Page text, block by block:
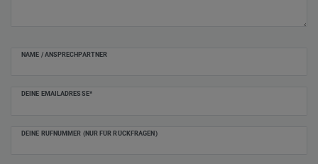
NAME / ANSPRECHPARTNER
DEINE EMAILADRESSE*
DEINE RUFNUMMER (NUR FÜR RÜCKFRAGEN)